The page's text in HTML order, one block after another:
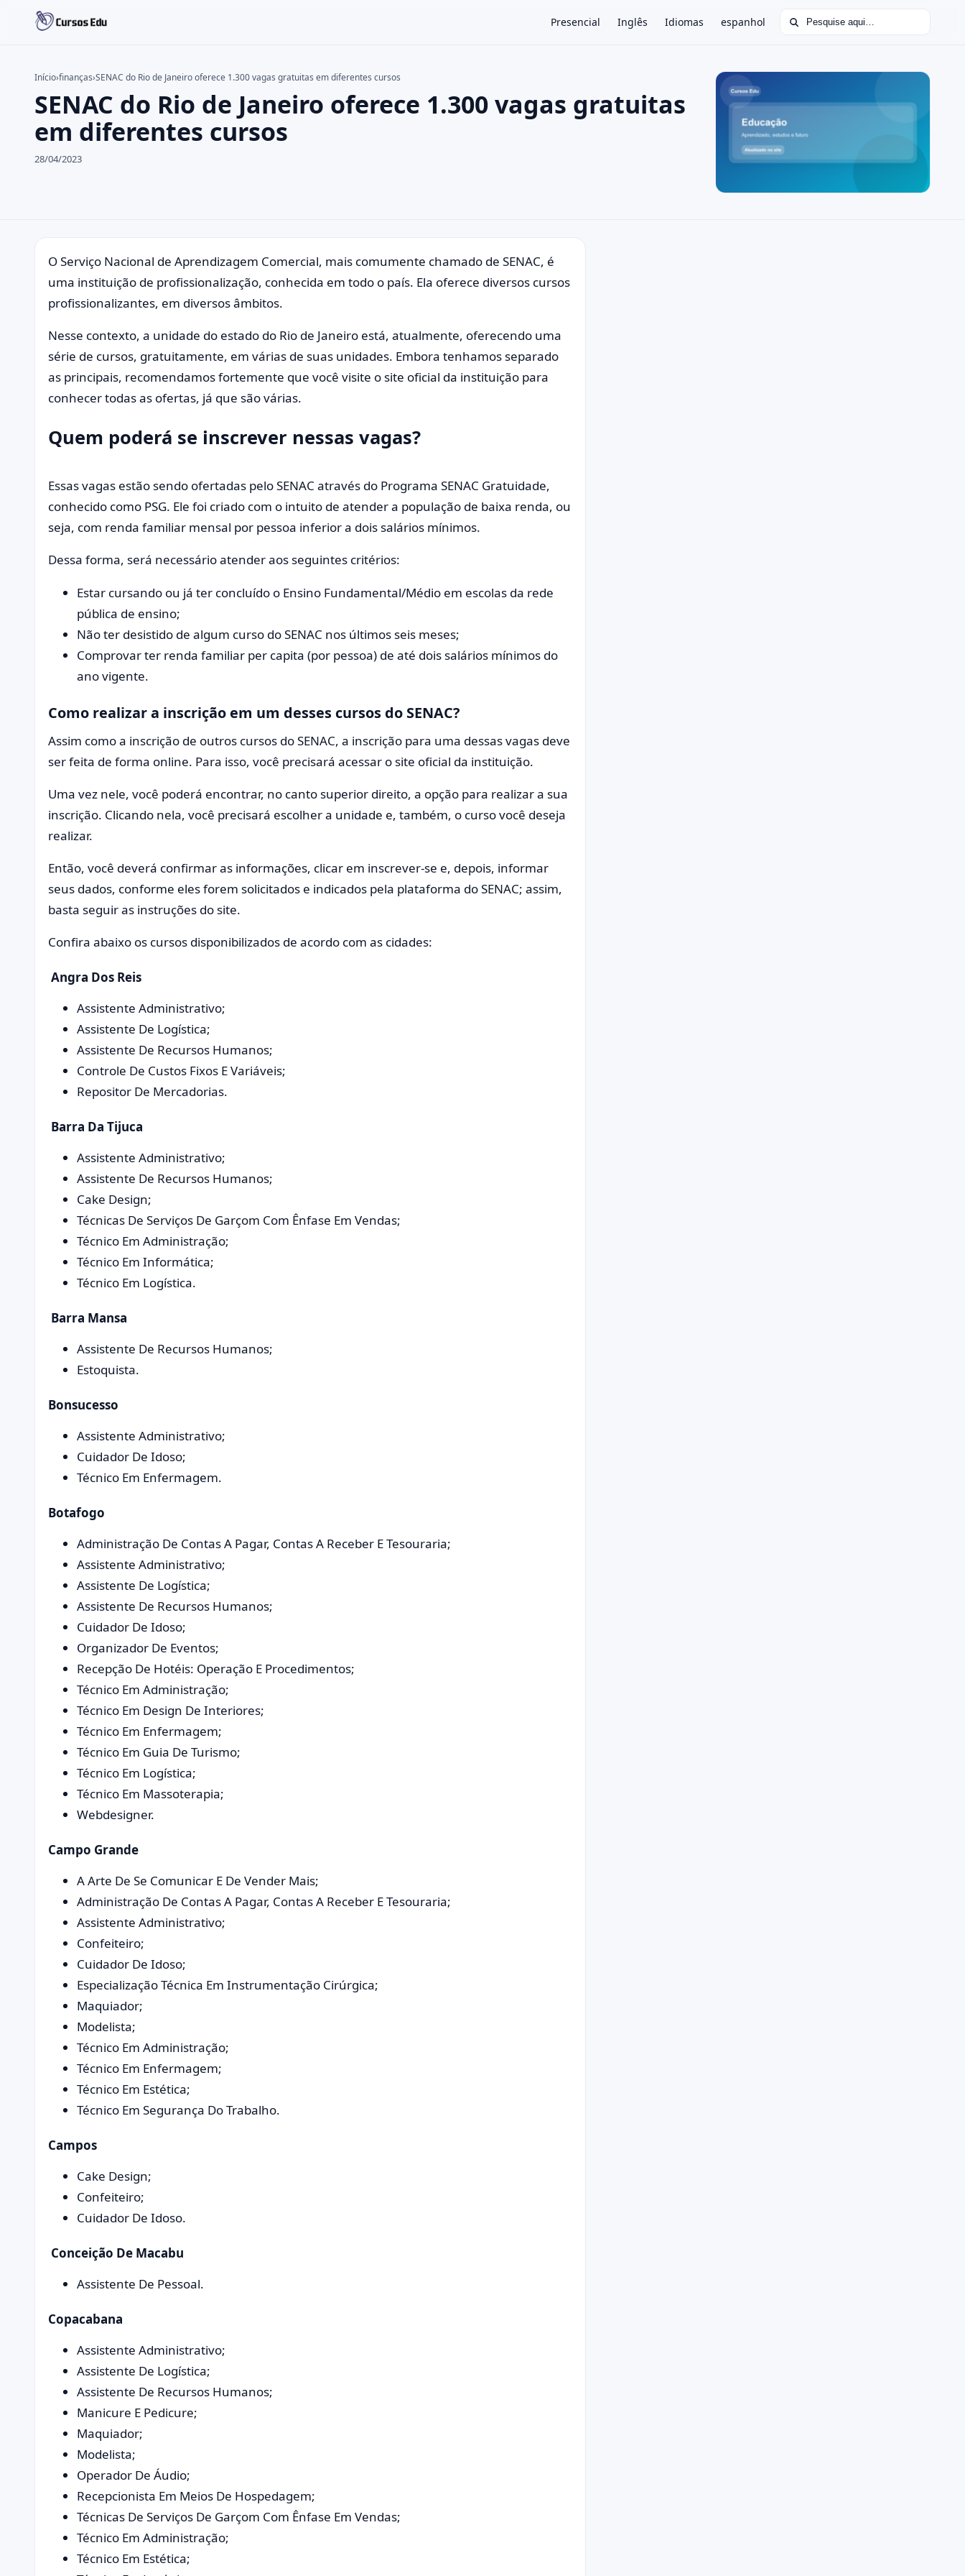
Presencial Inglês Idiomas espanhol Buscar por:
Buscar no site ×
Buscar por:
Pressione Enter para buscar ou ESC para fechar.
Início›finanças›SENAC do Rio de Janeiro oferece 1.300 vagas gratuitas em diferentes cursos
SENAC do Rio de Janeiro oferece 1.300 vagas gratuitas
em diferentes cursos
28/04/2023
O Serviço Nacional de Aprendizagem Comercial, mais comumente chamado de SENAC, é
uma instituição de profissionalização, conhecida em todo o país. Ela oferece diversos cursos
profissionalizantes, em diversos âmbitos.
Nesse contexto, a unidade do estado do Rio de Janeiro está, atualmente, oferecendo uma
série de cursos, gratuitamente, em várias de suas unidades. Embora tenhamos separado
as principais, recomendamos fortemente que você visite o site oficial da instituição para
conhecer todas as ofertas, já que são várias.
Quem poderá se inscrever nessas vagas?
Essas vagas estão sendo ofertadas pelo SENAC através do Programa SENAC Gratuidade,
conhecido como PSG. Ele foi criado com o intuito de atender a população de baixa renda, ou
seja, com renda familiar mensal por pessoa inferior a dois salários mínimos.
Dessa forma, será necessário atender aos seguintes critérios:
Estar cursando ou já ter concluído o Ensino Fundamental/Médio em escolas da rede
pública de ensino;
Não ter desistido de algum curso do SENAC nos últimos seis meses;
Comprovar ter renda familiar per capita (por pessoa) de até dois salários mínimos do
ano vigente.
Como realizar a inscrição em um desses cursos do SENAC?
Assim como a inscrição de outros cursos do SENAC, a inscrição para uma dessas vagas deve
ser feita de forma online. Para isso, você precisará acessar o site oficial da instituição.
Uma vez nele, você poderá encontrar, no canto superior direito, a opção para realizar a sua
inscrição. Clicando nela, você precisará escolher a unidade e, também, o curso você deseja
realizar.
Então, você deverá confirmar as informações, clicar em inscrever-se e, depois, informar
seus dados, conforme eles forem solicitados e indicados pela plataforma do SENAC; assim,
basta seguir as instruções do site.
Confira abaixo os cursos disponibilizados de acordo com as cidades:
Angra Dos Reis
Assistente Administrativo;
Assistente De Logística;
Assistente De Recursos Humanos;
Controle De Custos Fixos E Variáveis;
Repositor De Mercadorias.
Barra Da Tijuca
Assistente Administrativo;
Assistente De Recursos Humanos;
Cake Design;
Técnicas De Serviços De Garçom Com Ênfase Em Vendas;
Técnico Em Administração;
Técnico Em Informática;
Técnico Em Logística.
Barra Mansa
Assistente De Recursos Humanos;
Estoquista.
Bonsucesso
Assistente Administrativo;
Cuidador De Idoso;
Técnico Em Enfermagem.
Botafogo
Administração De Contas A Pagar, Contas A Receber E Tesouraria;
Assistente Administrativo;
Assistente De Logística;
Assistente De Recursos Humanos;
Cuidador De Idoso;
Organizador De Eventos;
Recepção De Hotéis: Operação E Procedimentos;
Técnico Em Administração;
Técnico Em Design De Interiores;
Técnico Em Enfermagem;
Técnico Em Guia De Turismo;
Técnico Em Logística;
Técnico Em Massoterapia;
Webdesigner.
Campo Grande
A Arte De Se Comunicar E De Vender Mais;
Administração De Contas A Pagar, Contas A Receber E Tesouraria;
Assistente Administrativo;
Confeiteiro;
Cuidador De Idoso;
Especialização Técnica Em Instrumentação Cirúrgica;
Maquiador;
Modelista;
Técnico Em Administração;
Técnico Em Enfermagem;
Técnico Em Estética;
Técnico Em Segurança Do Trabalho.
Campos
Cake Design;
Confeiteiro;
Cuidador De Idoso.
Conceição De Macabu
Assistente De Pessoal.
Copacabana
Assistente Administrativo;
Assistente De Logística;
Assistente De Recursos Humanos;
Manicure E Pedicure;
Maquiador;
Modelista;
Operador De Áudio;
Recepcionista Em Meios De Hospedagem;
Técnicas De Serviços De Garçom Com Ênfase Em Vendas;
Técnico Em Administração;
Técnico Em Estética;